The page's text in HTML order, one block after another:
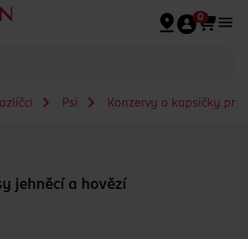
obsah
0
Psi Konzervy a kapsičky pro
jehněcí a hovězí